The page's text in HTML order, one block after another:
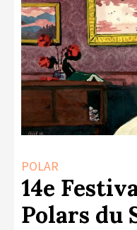
POLAR
14e
Polars du